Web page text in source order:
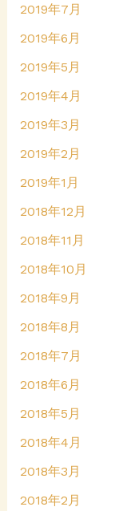
2019年7月
2019年6月
2019年5月
2019年4月
2019年3月
2019年2月
2019年1月
2018年12月
2018年11月
2018年10月
2018年9月
2018年8月
2018年7月
2018年6月
2018年5月
2018年4月
2018年3月
2018年2月